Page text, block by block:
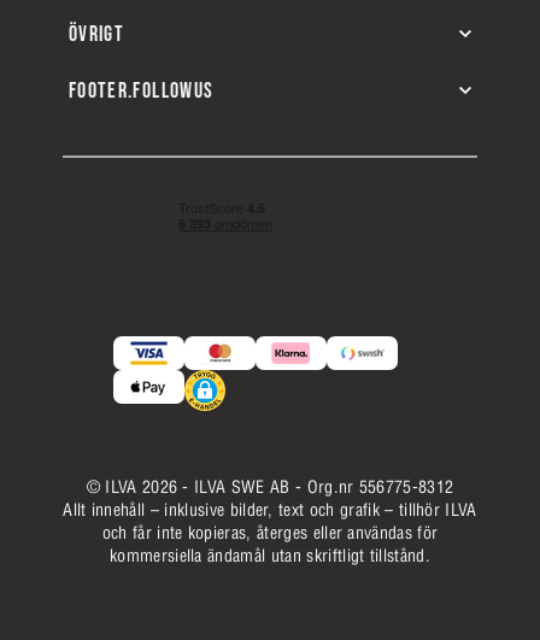
ÖVRIGT
FOOTER.FOLLOWUS
© ILVA 2026 - ILVA SWE AB - Org.nr 556775-8312
Allt innehåll – inklusive bilder, text och grafik – tillhör ILVA
och får inte kopieras, återges eller användas för
kommersiella ändamål utan skriftligt tillstånd.